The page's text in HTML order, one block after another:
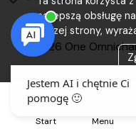
najlepszą obsługę
naszej strony,
(C) 2026 One
Start Menu